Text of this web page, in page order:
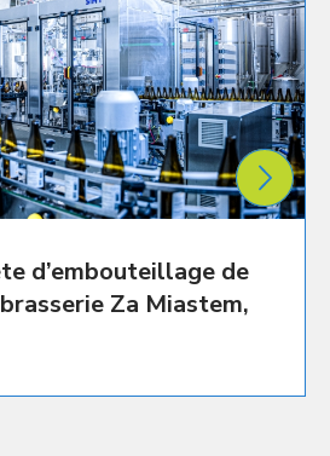
d’embouteillage de
Za Miastem,